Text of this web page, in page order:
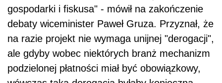
gospodarki i fiskusa" - mówił na zakończenie
debaty wiceminister Paweł Gruza. Przyznał, że
na razie projekt nie wymaga unijnej "derogacji",
ale gdyby wobec niektórych branż mechanizm
podzielonej płatności miał być obowiązkowy,